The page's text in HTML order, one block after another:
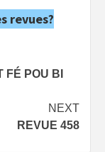
revues?
FÉ POU BI
NEXT
REVUE 458